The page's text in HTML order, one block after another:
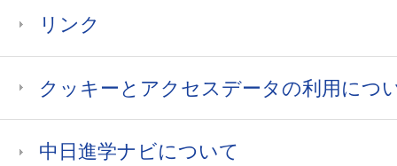
リンク
クッキーとアクセスデータの利用につ
中日進学ナビについて